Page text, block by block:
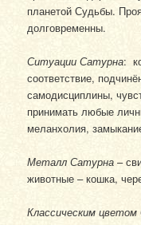
планетой Судьбы.
долговременны.
Ситуации Сатурна:
соответствие,
самодисциплины,
принимать любые
меланхолия,
Металл Сатурна –
животные – кошка,
Классическим